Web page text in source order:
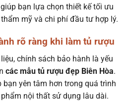
bạn lựa chọn thiết kế tối ưu
mỹ và chi phí đầu tư hợp lý.
rõ ràng khi làm tủ rượu
chính sách bảo hành là yếu
các mẫu tủ rượu đẹp Biên Hòa.
yên tâm hơn trong quá trình
nội thất sử dụng lâu dài.